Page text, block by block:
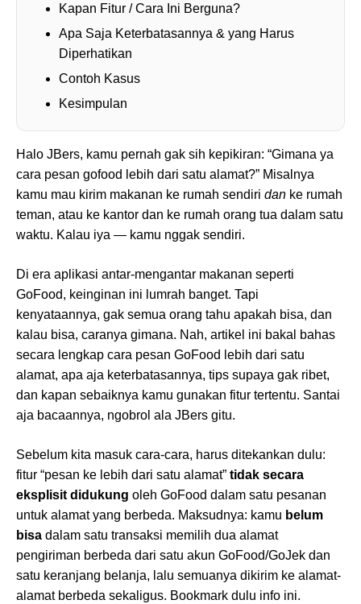
Kapan Fitur / Cara Ini Berguna?
Apa Saja Keterbatasannya & yang Harus
Diperhatikan
Contoh Kasus
Kesimpulan
Halo JBers, kamu pernah gak sih kepikiran: “Gimana ya
cara pesan gofood lebih dari satu alamat?” Misalnya
kamu mau kirim makanan ke rumah sendiri dan ke rumah
teman, atau ke kantor dan ke rumah orang tua dalam satu
waktu. Kalau iya — kamu nggak sendiri.
Di era aplikasi antar-mengantar makanan seperti
GoFood, keinginan ini lumrah banget. Tapi
kenyataannya, gak semua orang tahu apakah bisa, dan
kalau bisa, caranya gimana. Nah, artikel ini bakal bahas
secara lengkap cara pesan GoFood lebih dari satu
alamat, apa aja keterbatasannya, tips supaya gak ribet,
dan kapan sebaiknya kamu gunakan fitur tertentu. Santai
aja bacaannya, ngobrol ala JBers gitu.
Sebelum kita masuk cara-cara, harus ditekankan dulu:
fitur “pesan ke lebih dari satu alamat” tidak secara
eksplisit didukung oleh GoFood dalam satu pesanan
untuk alamat yang berbeda. Maksudnya: kamu belum
bisa dalam satu transaksi memilih dua alamat
pengiriman berbeda dari satu akun GoFood/GoJek dan
satu keranjang belanja, lalu semuanya dikirim ke alamat-
alamat berbeda sekaligus. Bookmark dulu info ini.